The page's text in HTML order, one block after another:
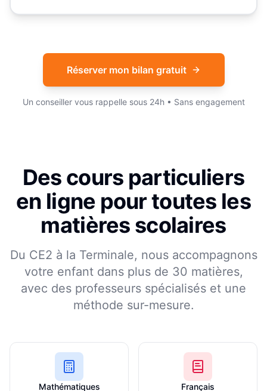
Réserver mon bilan gratuit
Un conseiller vous rappelle sous 24h • Sans engagement
Des cours particuliers
en ligne pour toutes les
matières scolaires
Du CE2 à la Terminale, nous accompagnons
votre enfant dans plus de 30 matières,
avec des professeurs spécialisés et une
méthode sur-mesure.
Mathématiques Français